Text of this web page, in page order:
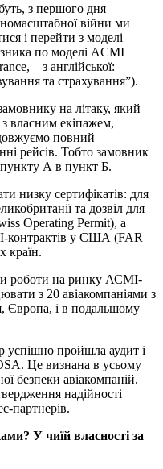
з першого дня
війни ми
і перейти з моделі
по моделі ACMI
– з англійської:
та страхування”).
на літаку, який
з власним екіпажем,
повний
рейсів. Тобто замовник
А в пункт Б.
низку сертифікатів: для
та дозвіл для
Operating Permit), а
контрактів у США (FAR
країн.
роботи на ринку АСМІ-
з 20 авіакомпаніями з
Європа, і в подальшому
успішно пройшла аудит і
Це визнана в усьому
безпеки авіакомпаній.
надійності
партнерів.
У чиїй власності за